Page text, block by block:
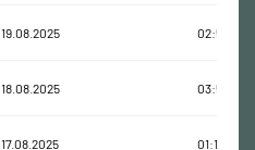
19.08.2025 02:56:14
18.08.2025 03:51:31
17.08.2025 01:17:31